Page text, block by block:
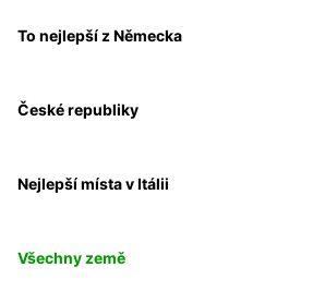
To nejlepší z Německa
České republiky
Nejlepší místa v Itálii
Všechny země